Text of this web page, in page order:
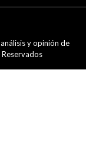
y opinión de